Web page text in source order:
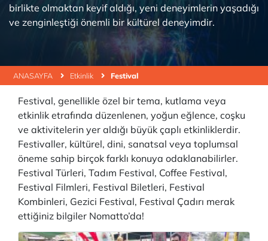
ANASAYFA Etkinlik Festival
birlikte olmaktan keyif aldığı, yeni deneyimlerin yaşadığı
ve zenginleştiği önemli bir kültürel deneyimdir.
Festival, genellikle özel bir tema, kutlama veya
etkinlik etrafında düzenlenen, yoğun eğlence, coşku
ve aktivitelerin yer aldığı büyük çaplı etkinliklerdir.
Festivaller, kültürel, dini, sanatsal veya toplumsal
öneme sahip birçok farklı konuya odaklanabilirler.
Festival Türleri, Tadım Festival, Coffee Festival,
Festival Filmleri, Festival Biletleri, Festival
Kombinleri, Gezici Festival, Festival Çadırı merak
ettiğiniz bilgiler Nomatto’da!